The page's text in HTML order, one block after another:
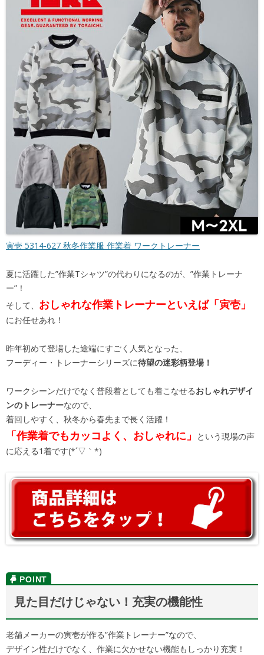
寅壱 5314-627 秋冬作業服 作業着 ワークトレーナー
夏に活躍した”作業Tシャツ”の代わりになるのが、”作業トレーナ
ー”！
そして、 おしゃれな作業トレーナーといえば「寅壱」
にお任せあれ！
昨年初めて登場した途端にすごく人気となった、
フーディー・トレーナーシリーズに待望の迷彩柄登場！
ワークシーンだけでなく普段着としても着こなせるおしゃれデザイ
ンのトレーナーなので、
着回しやすく、秋冬から春先まで長く活躍！
「作業着でもカッコよく、おしゃれに」
という現場の声
に応える1着です(*´▽｀*)
見た目だけじゃない！充実の機能性
老舗メーカーの寅壱が作る”作業トレーナー”なので、
デザイン性だけでなく、作業に欠かせない機能もしっかり充実！